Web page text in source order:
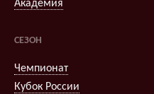
Академия
СЕЗОН
Чемпионат
Кубок России